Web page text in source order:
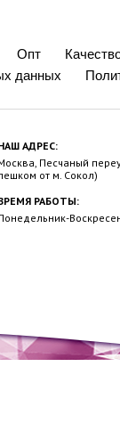
Опт
данных
АДРЕС:
Песчаный
от м. Сокол)
РАБОТЫ: